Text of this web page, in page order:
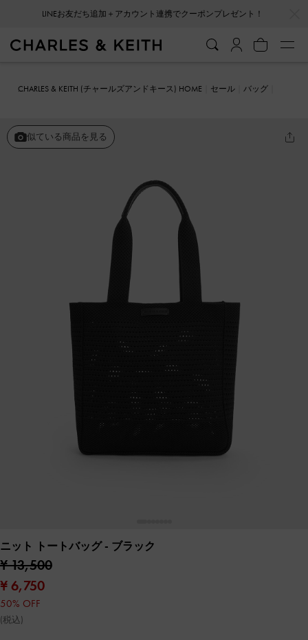
LINEお友だち追加＋アカウント連携でクーポンプレゼント！
CHARLES & KEITH (チャールズアンドキース) HOME セール
バッグ
似ている商品を見る
ニット トートバッグ- ブラック
¥ 13,500
¥ 6,750
50% OFF
(税込)